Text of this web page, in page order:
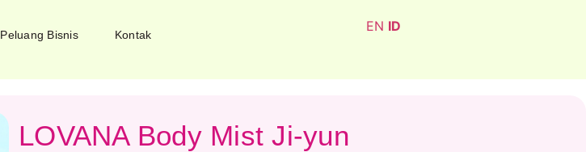
Peluang Bisnis Kontak
EN ID
LOVANA Body Mist Ji-yun